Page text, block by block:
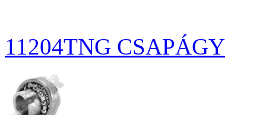
11204TNG CSAPÁGY